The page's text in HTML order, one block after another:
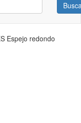
Espejo redondo